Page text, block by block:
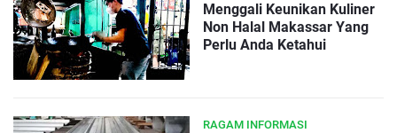
Menggali Keunikan Kuliner
Non Halal Makassar Yang
Perlu Anda Ketahui
RAGAM INFORMASI